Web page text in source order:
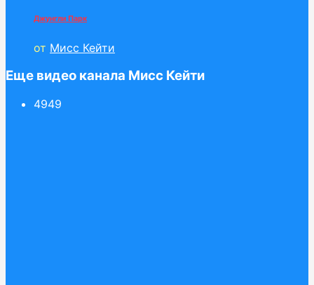
Джунгли Парк
от Мисс Кейти
Еще видео канала Мисс Кейти
4949